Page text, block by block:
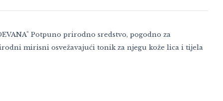
Potpuno prirodno sredstvo, pogodno za
mirisni osvežavajući tonik za njegu kože lica i tijela